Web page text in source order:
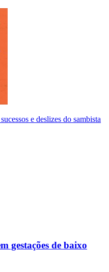
e deslizes do sambista
gestações de baixo